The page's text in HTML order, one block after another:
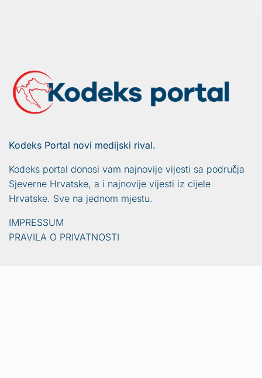
Kodeks Portal novi medijski rival.
Kodeks portal donosi vam najnovije vijesti sa područja
Sjeverne Hrvatske, a i najnovije vijesti iz cijele
Hrvatske. Sve na jednom mjestu.
IMPRESSUM
PRAVILA O PRIVATNOSTI